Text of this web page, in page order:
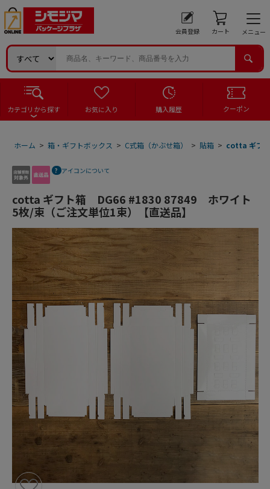
会員登録 カート メニュー
カテゴリから探す お気に入り 購入履歴 クーポン
ホーム > 箱・ギフトボックス > C式箱（かぶせ箱） > 貼箱 > cotta ギフ
アイコンについて
cotta ギフト箱 DG66 #1830 87849 ホワイト
5枚/束（ご注文単位1束）【直送品】